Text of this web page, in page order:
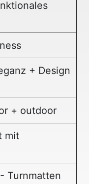
+ Design
+ outdoor
mit
Turnmatten